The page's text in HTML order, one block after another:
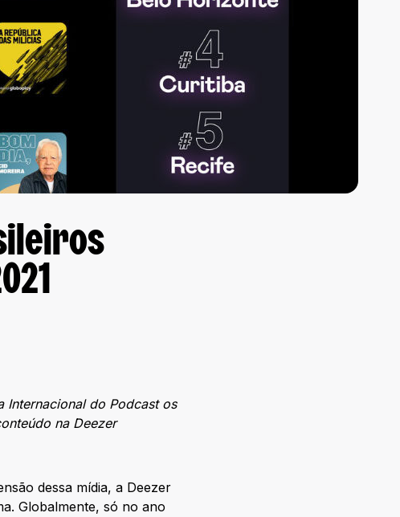
Internacional do Podcast os
na Deezer
dessa mídia, a Deezer
Globalmente, só no ano